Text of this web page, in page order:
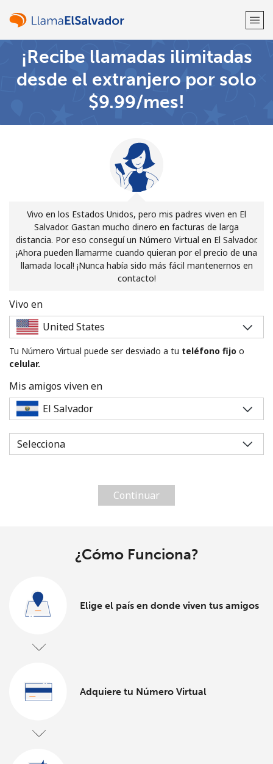
¡Bienvenido!
¿Ya tienes una cuenta?Inicia sesión →
o
Mínimo 8 caracteres
Una letra mayúscula y una minúscula
Un número
Al abrir una cuenta en este sitio web, estoy de acuerdo con
Únete
¡Recibe llamadas ilimitadas
desde el extranjero por solo
⁦$9.99⁩/mes!
Vivo en los Estados Unidos, pero mis padres viven en El
Salvador. Gastan mucho dinero en facturas de larga
distancia. Por eso conseguí un Número Virtual en El Salvador.
¡Ahora pueden llamarme cuando quieran por el precio de una
llamada local! ¡Nunca había sido más fácil mantenernos en
contacto!
Vivo en
Tu Número Virtual puede ser desviado a tu teléfono fijo o
celular.
Mis amigos viven en
Continuar
¿Cómo Funciona?
Elige el país en donde viven tus amigos
Adquiere tu Número Virtual